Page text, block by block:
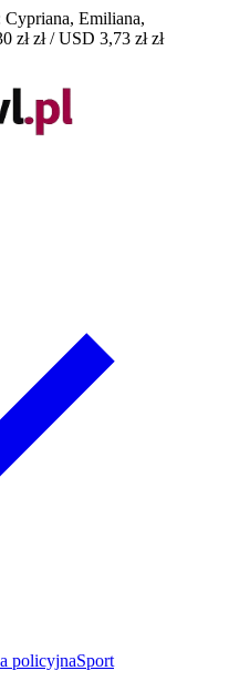
Cypriana, Emiliana,
zł zł / USD 3,73 zł zł
policyjnaSport